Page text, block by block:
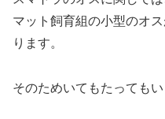
マット飼育組の小型のオ
ります。
そのためいてもたっても